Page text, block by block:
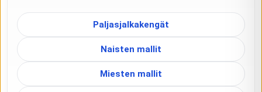
Paljasjalkakengät
Naisten mallit
Miesten mallit